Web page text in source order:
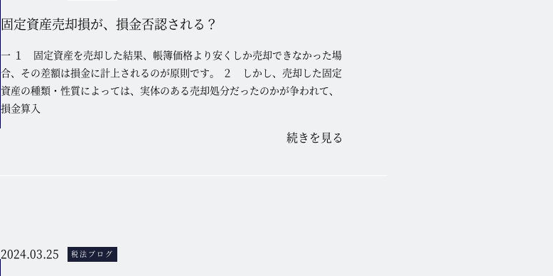
固定資産売却損が、損金否認される？
一 １ 固定資産を売却した結果、帳簿価格より安くしか売却できなかった場
合、その差額は損金に計上されるのが原則です。 ２ しかし、売却した固定
資産の種類・性質によっては、実体のある売却処分だったのかが争われて、
損金算入
続きを見る
2024.03.25 税法ブログ